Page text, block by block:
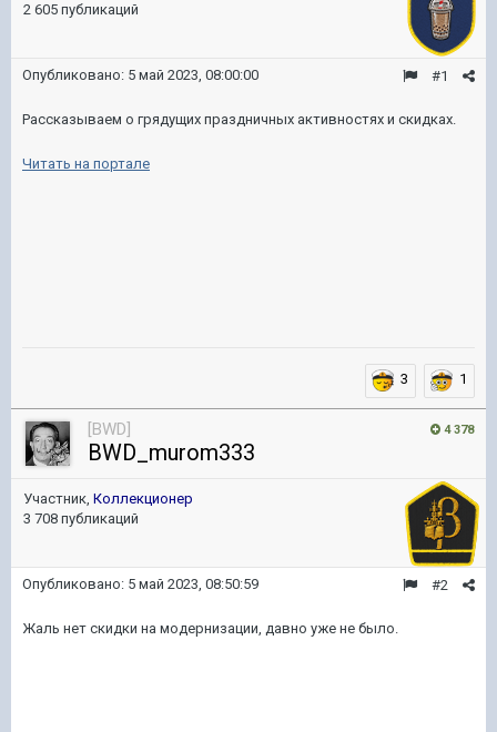
2 605 публикаций
#1
Опубликовано: 5 май 2023, 08:00:00
Рассказываем о грядущих праздничных активностях и скидках.
Читать на портале
3 1
4 378
[BWD]
BWD_murom333
Участник, Коллекционер
3 708 публикаций
#2
Опубликовано: 5 май 2023, 08:50:59
Жаль нет скидки на модернизации, давно уже не было.